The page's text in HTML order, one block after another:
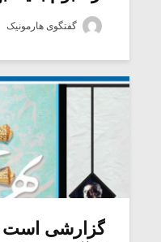
گفتگوی هارمونیک
گزارشی است